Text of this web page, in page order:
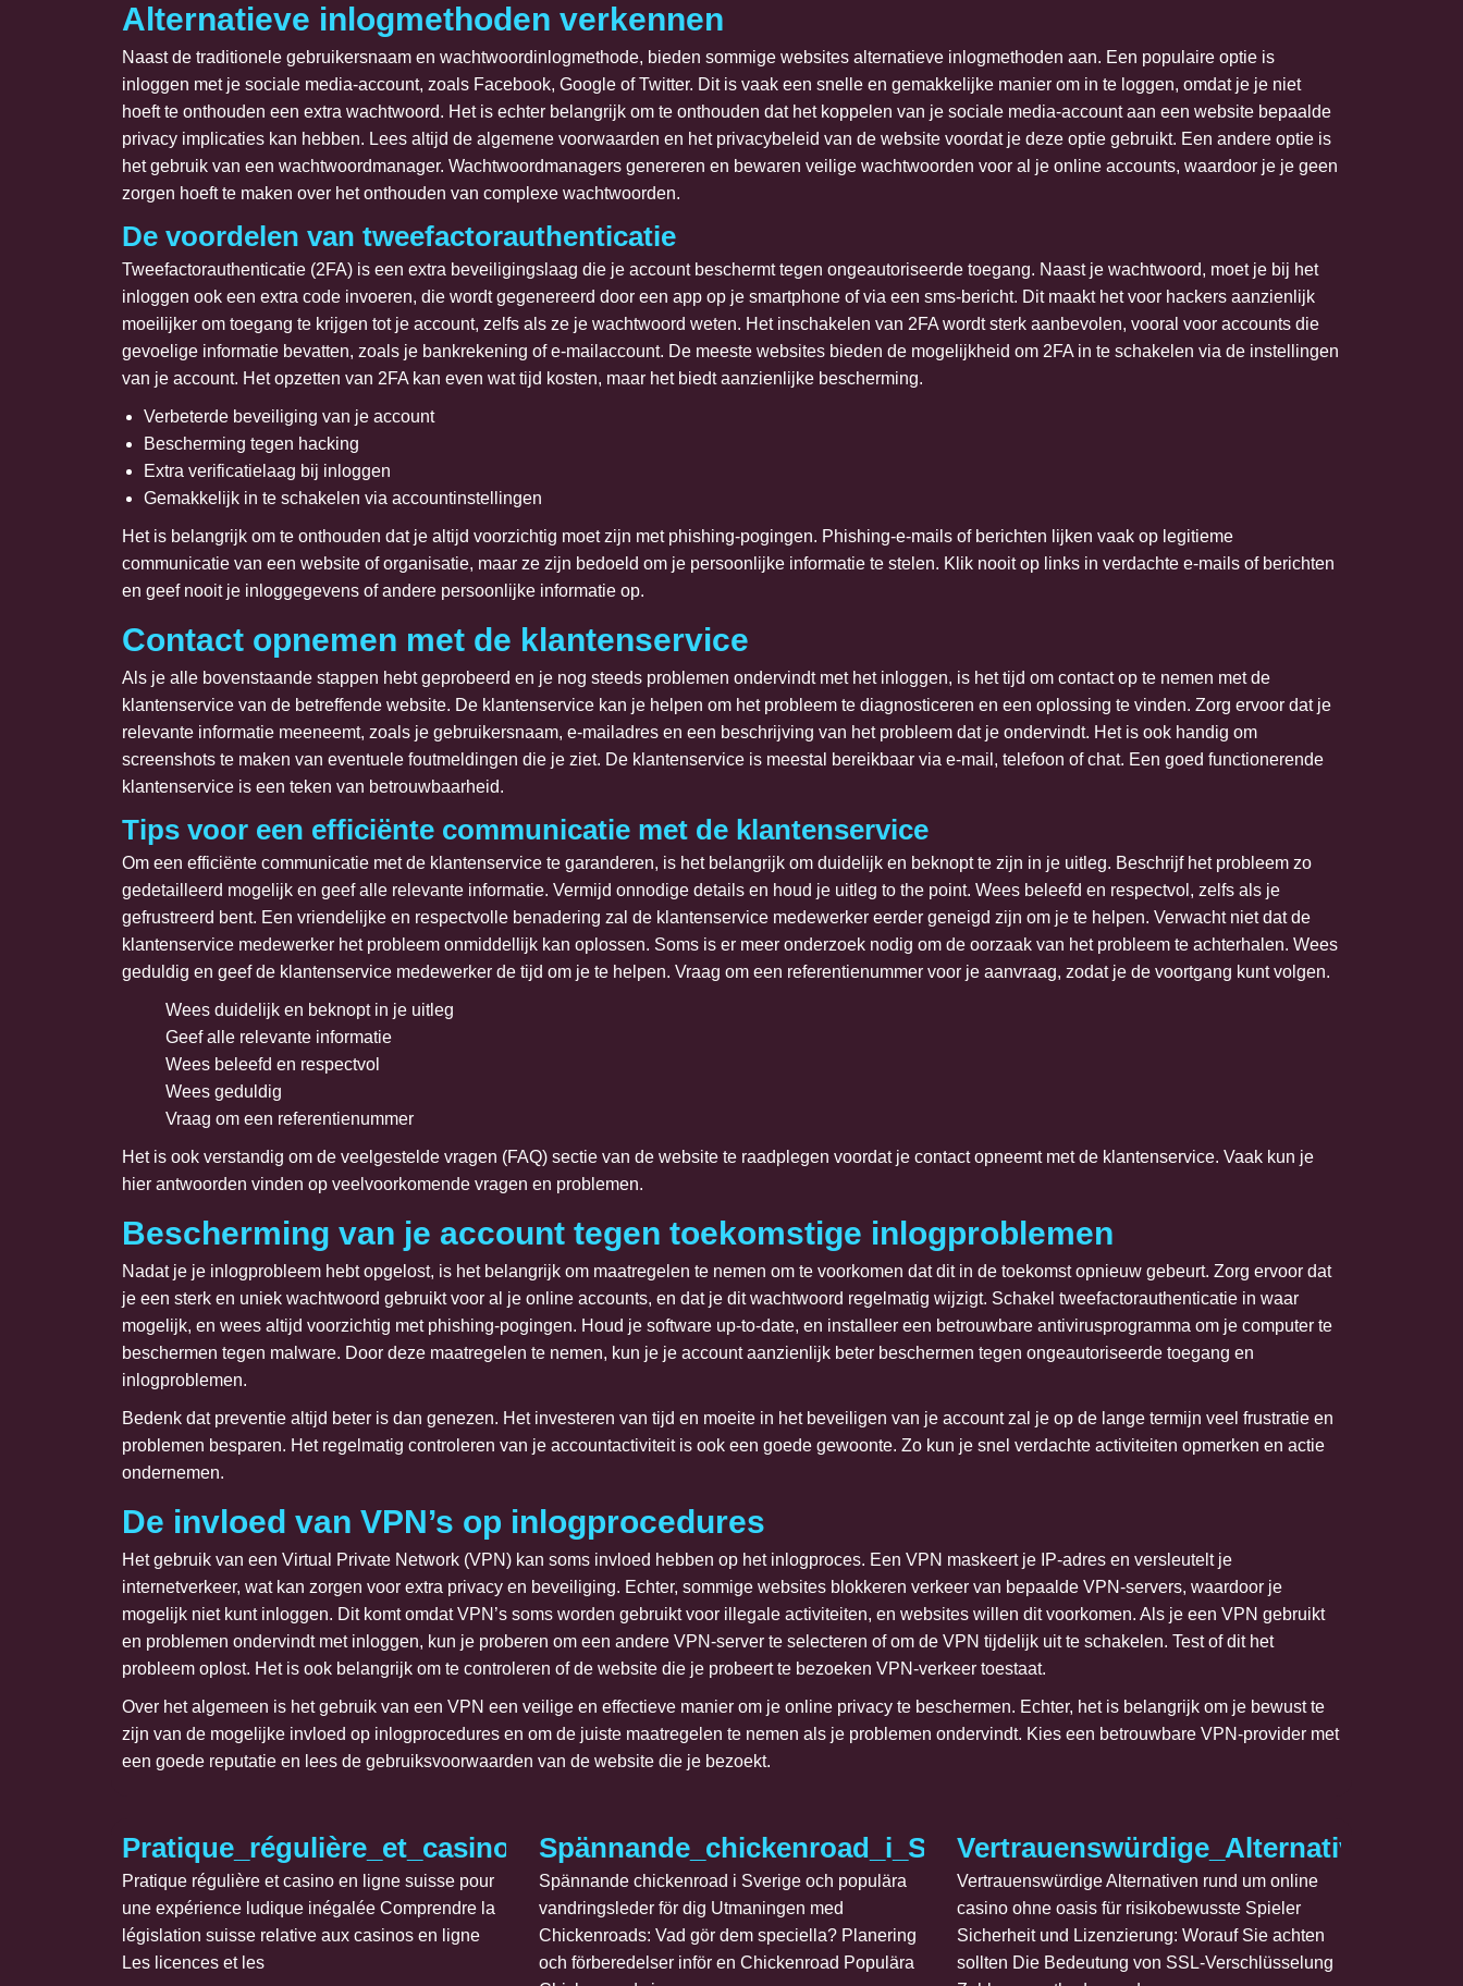
Alternatieve inlogmethoden verkennen
Naast de traditionele gebruikersnaam en wachtwoordinlogmethode, bieden sommige websites alternatieve inlogmethoden aan. Een populaire optie is
inloggen met je sociale media-account, zoals Facebook, Google of Twitter. Dit is vaak een snelle en gemakkelijke manier om in te loggen, omdat je je niet
hoeft te onthouden een extra wachtwoord. Het is echter belangrijk om te onthouden dat het koppelen van je sociale media-account aan een website bepaalde
privacy implicaties kan hebben. Lees altijd de algemene voorwaarden en het privacybeleid van de website voordat je deze optie gebruikt. Een andere optie is
het gebruik van een wachtwoordmanager. Wachtwoordmanagers genereren en bewaren veilige wachtwoorden voor al je online accounts, waardoor je je geen
zorgen hoeft te maken over het onthouden van complexe wachtwoorden.
De voordelen van tweefactorauthenticatie
Tweefactorauthenticatie (2FA) is een extra beveiligingslaag die je account beschermt tegen ongeautoriseerde toegang. Naast je wachtwoord, moet je bij het
inloggen ook een extra code invoeren, die wordt gegenereerd door een app op je smartphone of via een sms-bericht. Dit maakt het voor hackers aanzienlijk
moeilijker om toegang te krijgen tot je account, zelfs als ze je wachtwoord weten. Het inschakelen van 2FA wordt sterk aanbevolen, vooral voor accounts die
gevoelige informatie bevatten, zoals je bankrekening of e-mailaccount. De meeste websites bieden de mogelijkheid om 2FA in te schakelen via de instellingen
van je account. Het opzetten van 2FA kan even wat tijd kosten, maar het biedt aanzienlijke bescherming.
Verbeterde beveiliging van je account
Bescherming tegen hacking
Extra verificatielaag bij inloggen
Gemakkelijk in te schakelen via accountinstellingen
Het is belangrijk om te onthouden dat je altijd voorzichtig moet zijn met phishing-pogingen. Phishing-e-mails of berichten lijken vaak op legitieme
communicatie van een website of organisatie, maar ze zijn bedoeld om je persoonlijke informatie te stelen. Klik nooit op links in verdachte e-mails of berichten
en geef nooit je inloggegevens of andere persoonlijke informatie op.
Contact opnemen met de klantenservice
Als je alle bovenstaande stappen hebt geprobeerd en je nog steeds problemen ondervindt met het inloggen, is het tijd om contact op te nemen met de
klantenservice van de betreffende website. De klantenservice kan je helpen om het probleem te diagnosticeren en een oplossing te vinden. Zorg ervoor dat je
relevante informatie meeneemt, zoals je gebruikersnaam, e-mailadres en een beschrijving van het probleem dat je ondervindt. Het is ook handig om
screenshots te maken van eventuele foutmeldingen die je ziet. De klantenservice is meestal bereikbaar via e-mail, telefoon of chat. Een goed functionerende
klantenservice is een teken van betrouwbaarheid.
Tips voor een efficiënte communicatie met de klantenservice
Om een efficiënte communicatie met de klantenservice te garanderen, is het belangrijk om duidelijk en beknopt te zijn in je uitleg. Beschrijf het probleem zo
gedetailleerd mogelijk en geef alle relevante informatie. Vermijd onnodige details en houd je uitleg to the point. Wees beleefd en respectvol, zelfs als je
gefrustreerd bent. Een vriendelijke en respectvolle benadering zal de klantenservice medewerker eerder geneigd zijn om je te helpen. Verwacht niet dat de
klantenservice medewerker het probleem onmiddellijk kan oplossen. Soms is er meer onderzoek nodig om de oorzaak van het probleem te achterhalen. Wees
geduldig en geef de klantenservice medewerker de tijd om je te helpen. Vraag om een referentienummer voor je aanvraag, zodat je de voortgang kunt volgen.
Wees duidelijk en beknopt in je uitleg
Geef alle relevante informatie
Wees beleefd en respectvol
Wees geduldig
Vraag om een referentienummer
Het is ook verstandig om de veelgestelde vragen (FAQ) sectie van de website te raadplegen voordat je contact opneemt met de klantenservice. Vaak kun je
hier antwoorden vinden op veelvoorkomende vragen en problemen.
Bescherming van je account tegen toekomstige inlogproblemen
Nadat je je inlogprobleem hebt opgelost, is het belangrijk om maatregelen te nemen om te voorkomen dat dit in de toekomst opnieuw gebeurt. Zorg ervoor dat
je een sterk en uniek wachtwoord gebruikt voor al je online accounts, en dat je dit wachtwoord regelmatig wijzigt. Schakel tweefactorauthenticatie in waar
mogelijk, en wees altijd voorzichtig met phishing-pogingen. Houd je software up-to-date, en installeer een betrouwbare antivirusprogramma om je computer te
beschermen tegen malware. Door deze maatregelen te nemen, kun je je account aanzienlijk beter beschermen tegen ongeautoriseerde toegang en
inlogproblemen.
Bedenk dat preventie altijd beter is dan genezen. Het investeren van tijd en moeite in het beveiligen van je account zal je op de lange termijn veel frustratie en
problemen besparen. Het regelmatig controleren van je accountactiviteit is ook een goede gewoonte. Zo kun je snel verdachte activiteiten opmerken en actie
ondernemen.
De invloed van VPN’s op inlogprocedures
Het gebruik van een Virtual Private Network (VPN) kan soms invloed hebben op het inlogproces. Een VPN maskeert je IP-adres en versleutelt je
internetverkeer, wat kan zorgen voor extra privacy en beveiliging. Echter, sommige websites blokkeren verkeer van bepaalde VPN-servers, waardoor je
mogelijk niet kunt inloggen. Dit komt omdat VPN’s soms worden gebruikt voor illegale activiteiten, en websites willen dit voorkomen. Als je een VPN gebruikt
en problemen ondervindt met inloggen, kun je proberen om een andere VPN-server te selecteren of om de VPN tijdelijk uit te schakelen. Test of dit het
probleem oplost. Het is ook belangrijk om te controleren of de website die je probeert te bezoeken VPN-verkeer toestaat.
Over het algemeen is het gebruik van een VPN een veilige en effectieve manier om je online privacy te beschermen. Echter, het is belangrijk om je bewust te
zijn van de mogelijke invloed op inlogprocedures en om de juiste maatregelen te nemen als je problemen ondervindt. Kies een betrouwbare VPN-provider met
een goede reputatie en lees de gebruiksvoorwaarden van de website die je bezoekt.
Pratique_régulière_et_casino_en_ligne_suisse_pour_une_expérience_ludique_iné
Pratique régulière et casino en ligne suisse pour
une expérience ludique inégalée Comprendre la
législation suisse relative aux casinos en ligne
Les licences et les
Spännande chickenroad i Sverige och populära
vandringsleder för dig Utmaningen med
Chickenroads: Vad gör dem speciella? Planering
och förberedelser inför en Chickenroad Populära
Vertrauenswürdige Alternativen rund um online
casino ohne oasis für risikobewusste Spieler
Sicherheit und Lizenzierung: Worauf Sie achten
sollten Die Bedeutung von SSL-Verschlüsselung